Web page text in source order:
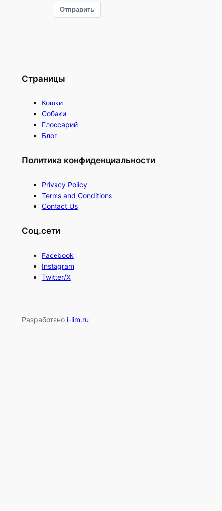
Отправить
Страницы
Кошки
Собаки
Глоссарий
Блог
Политика конфиденциальности
Privacy Policy
Terms and Conditions
Contact Us
Соц.сети
Facebook
Instagram
Twitter/X
Разработано i-lim.ru